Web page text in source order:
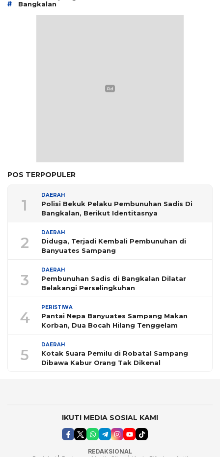
# Bangkalan
POS TERPOPULER
1
DAERAH
Polisi Bekuk Pelaku Pembunuhan Sadis Di
Bangkalan, Berikut Identitasnya
2
DAERAH
Diduga, Terjadi Kembali Pembunuhan di
Banyuates Sampang
3
DAERAH
Pembunuhan Sadis di Bangkalan Dilatar
Belakangi Perselingkuhan
4
PERISTIWA
Pantai Nepa Banyuates Sampang Makan
Korban, Dua Bocah Hilang Tenggelam
5
DAERAH
Kotak Suara Pemilu di Robatal Sampang
Dibawa Kabur Orang Tak Dikenal
IKUTI MEDIA SOSIAL KAMI
REDAKSIONAL